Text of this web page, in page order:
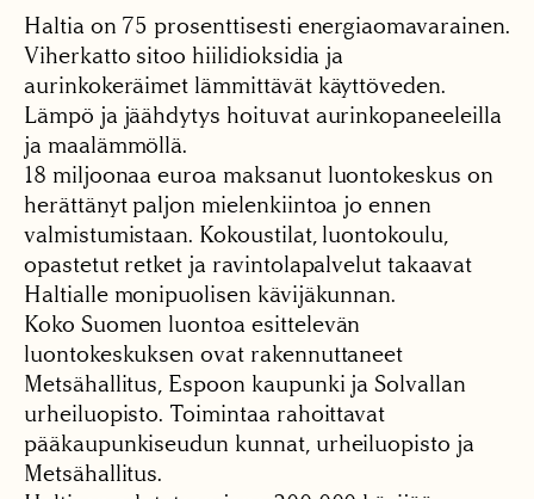
Haltia on 75 prosenttisesti energiaomavarainen.
Viherkatto sitoo hiilidioksidia ja
aurinkokeräimet lämmittävät käyttöveden.
Lämpö ja jäähdytys hoituvat aurinkopaneeleilla
ja maalämmöllä.
18 miljoonaa euroa maksanut luontokeskus on
herättänyt paljon mielenkiintoa jo ennen
valmistumistaan. Kokoustilat, luontokoulu,
opastetut retket ja ravintolapalvelut takaavat
Haltialle monipuolisen kävijäkunnan.
Koko Suomen luontoa esittelevän
luontokeskuksen ovat rakennuttaneet
Metsähallitus, Espoon kaupunki ja Solvallan
urheiluopisto. Toimintaa rahoittavat
pääkaupunkiseudun kunnat, urheiluopisto ja
Metsähallitus.